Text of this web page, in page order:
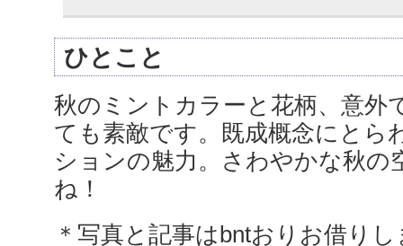
ひとこと
秋のミントカラーと花柄、意外
ても素敵です。既成概念にとら
ションの魅力。さわやかな秋の
ね！
＊写真と記事はbntおりお借り